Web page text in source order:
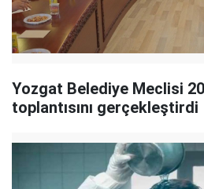
Yozgat Belediye Meclisi
toplantısını gerçekleştirdi